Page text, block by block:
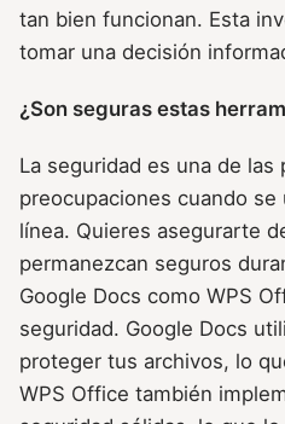
tan bien funcionan. Esta
tomar una decisión
¿Son seguras estas
La seguridad es una de las
preocupaciones cuando
línea. Quieres asegurarte
permanezcan seguros
Google Docs como WPS
seguridad. Google Docs
proteger tus archivos, lo
WPS Office también